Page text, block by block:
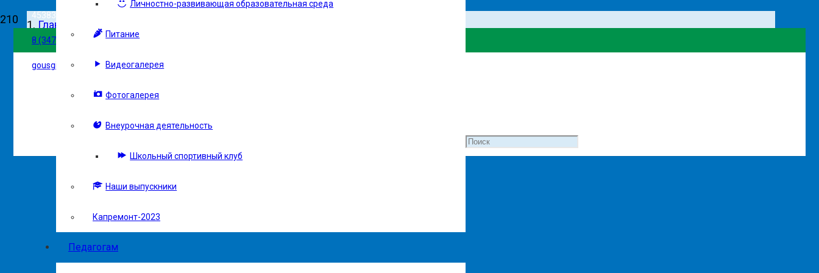
453837, г. Сибай, ул. Белова, 102
8 (34775) 5-27-01
gousgi@mail.ru
Личностно-развивающая образовательная среда
Питание
Видеогалерея
Фотогалерея
Внеурочная деятельность
Школьный спортивный клуб
Наши выпускники
Капремонт-2023
Педагогам
Главная
Родителям
Объявления для родителей